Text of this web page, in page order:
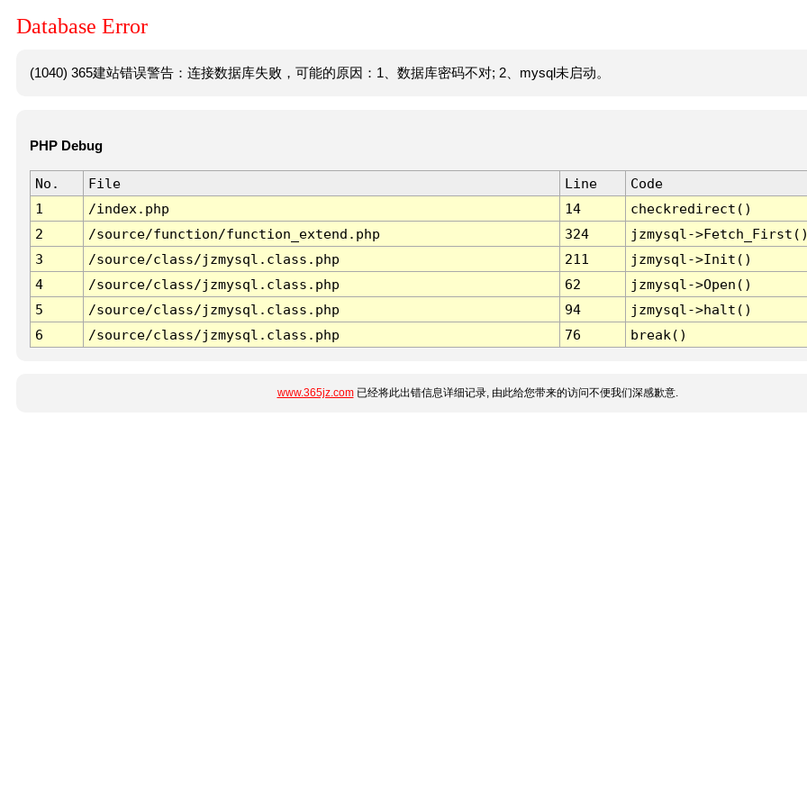
Database Error
(1040) 365建站错误警告：连接数据库失败，可能的原因：1、数据库密码不对; 2、mysql未启动。
PHP Debug
No. File Line
Code
1
/index.php 14
checkredirect()
2
/source/function/function_extend.php 324
jzmysql-
3
/source/class/jzmysql.class.php 211
jzmysql->Init()
4
/source/class/jzmysql.class.php 62
jzmysql->Open()
5
/source/class/jzmysql.class.php 94
jzmysql->halt()
6
/source/class/jzmysql.class.php 76 break()
www.365jz.com已经将此出错信息详细记录, 由此给您带来的访问不便我们深感歉意.